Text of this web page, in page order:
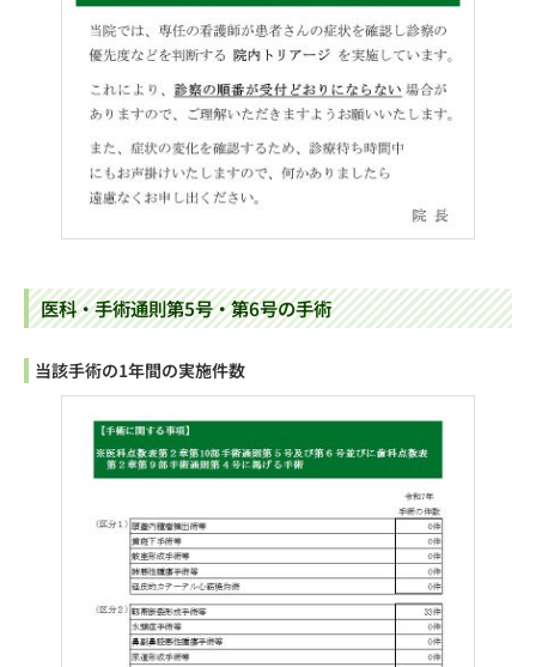
医科・手術通則第5号・第6号の手術
当該手術の1年間の実施件数